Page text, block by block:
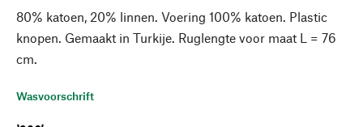
80% katoen, 20% linnen. Voering 100% katoen. Plastic
knopen. Gemaakt in Turkije. Ruglengte voor maat L = 76
cm.
Wasvoorschrift